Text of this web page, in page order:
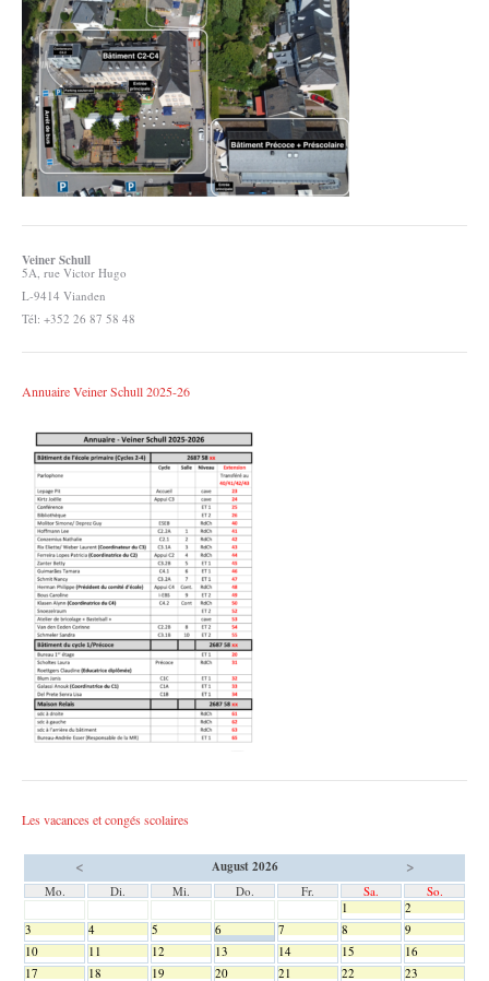
Veiner Schull
5A, rue Victor Hugo
L-9414 Vianden
Tél: +352 26 87 58 48
Annuaire Veiner Schull 2025-26
Les vacances et congés scolaires
< August 2026 >
Mo. Di. Mi. Do. Fr. Sa.
So.
1
2
3
4 5 6 7 8
9
10
11 12 13 14 15
16
17
18 19 20 21 22
23